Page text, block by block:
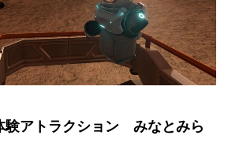
験アトラクション みなとみら